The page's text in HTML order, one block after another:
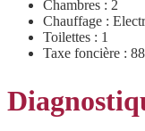
Chambres : 2
Chauffage :
Toilettes : 1
Taxe foncière :